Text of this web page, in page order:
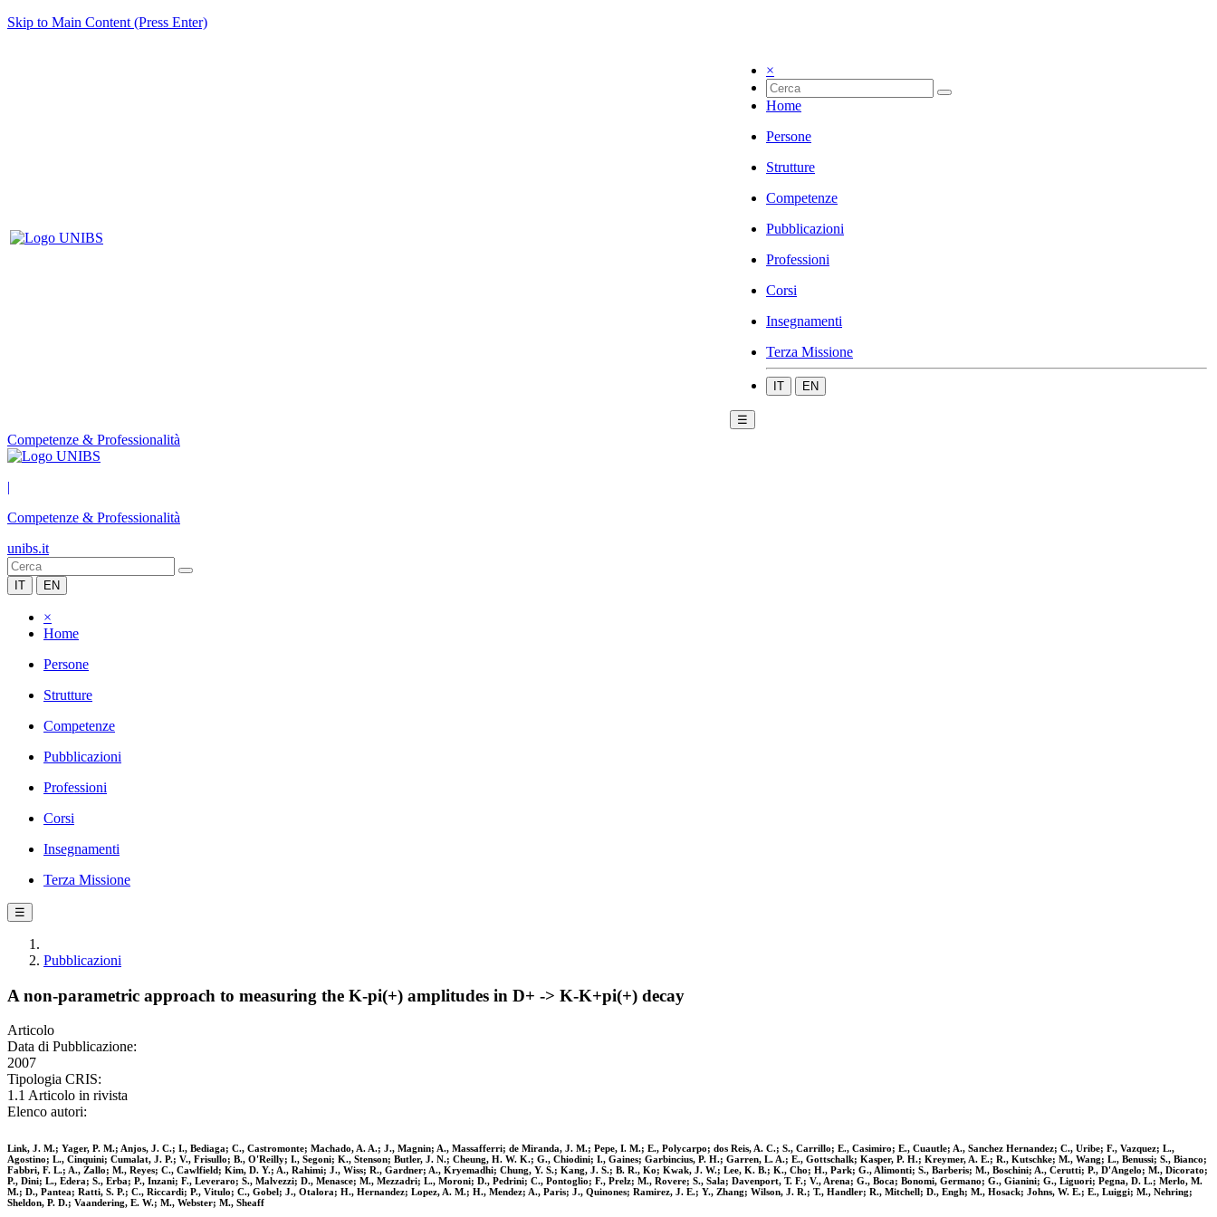
Skip to Main Content (Press Enter)
×
Home
Persone
Strutture
Competenze
Pubblicazioni
Professioni
Corsi
Insegnamenti
Terza Missione
IT EN
☰
Competenze & Professionalità
|
Competenze & Professionalità
unibs.it
IT EN
×
Home
Persone
Strutture
Competenze
Pubblicazioni
Professioni
Corsi
Insegnamenti
Terza Missione
☰
Pubblicazioni
A non-parametric approach to measuring the K-pi(+) amplitudes in D+ -> K-K+pi(+) decay
Articolo
Data di Pubblicazione:
2007
Tipologia CRIS:
1.1 Articolo in rivista
Elenco autori:
Link, J. M.; Yager, P. M.; Anjos, J. C.; I., Bediaga; C., Castromonte; Machado, A. A.; J., Magnin; A., Massafferri; de Miranda, J. M.; Pepe, I. M.; E., Polycarpo; dos Reis, A. C.; S., Carrillo; E., Casimiro; E., Cuautle; A., Sanchez Hernandez; C., Uribe; F., Vazquez; L.,
Agostino; L., Cinquini; Cumalat, J. P.; V., Frisullo; B., O'Reilly; I., Segoni; K., Stenson; Butler, J. N.; Cheung, H. W. K.; G., Chiodini; I., Gaines; Garbincius, P. H.; Garren, L. A.; E., Gottschalk; Kasper, P. H.; Kreymer, A. E.; R., Kutschke; M., Wang; L., Benussi; S., Bianco;
Fabbri, F. L.; A., Zallo; M., Reyes; C., Cawlfield; Kim, D. Y.; A., Rahimi; J., Wiss; R., Gardner; A., Kryemadhi; Chung, Y. S.; Kang, J. S.; B. R., Ko; Kwak, J. W.; Lee, K. B.; K., Cho; H., Park; G., Alimonti; S., Barberis; M., Boschini; A., Cerutti; P., D'Angelo; M., Dicorato;
P., Dini; L., Edera; S., Erba; P., Inzani; F., Leveraro; S., Malvezzi; D., Menasce; M., Mezzadri; L., Moroni; D., Pedrini; C., Pontoglio; F., Prelz; M., Rovere; S., Sala; Davenport, T. F.; V., Arena; G., Boca; Bonomi, Germano; G., Gianini; G., Liguori; Pegna, D. L.; Merlo, M.
M.; D., Pantea; Ratti, S. P.; C., Riccardi; P., Vitulo; C., Gobel; J., Otalora; H., Hernandez; Lopez, A. M.; H., Mendez; A., Paris; J., Quinones; Ramirez, J. E.; Y., Zhang; Wilson, J. R.; T., Handler; R., Mitchell; D., Engh; M., Hosack; Johns, W. E.; E., Luiggi; M., Nehring;
Sheldon, P. D.; Vaandering, E. W.; M., Webster; M., Sheaff